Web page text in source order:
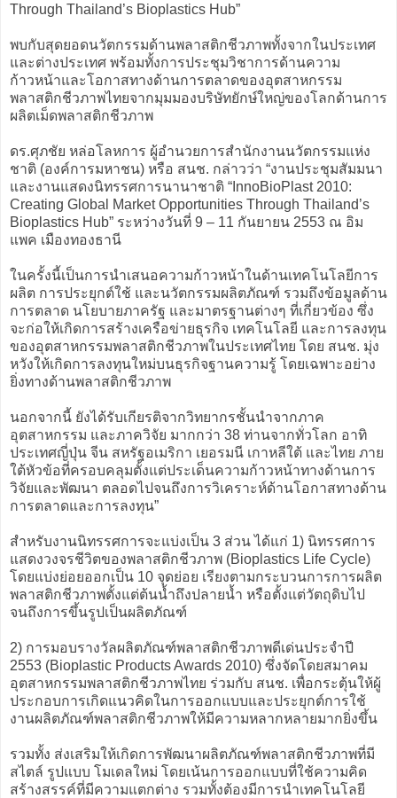
Through Thailand’s Bioplastics Hub”
พบกับสุดยอดนวัตกรรมด้านพลาสติกชีวภาพทั้งจากในประเทศ
และต่างประเทศ พร้อมทั้งการประชุมวิชาการด้านความ
ก้าวหน้าและโอกาสทางด้านการตลาดของอุตสาหกรรม
พลาสติกชีวภาพไทยจากมุมมองบริษัทยักษ์ใหญ่ของโลกด้านการ
ผลิตเม็ดพลาสติกชีวภาพ
ดร.ศุภชัย หล่อโลหการ ผู้อำนวยการสำนักงานนวัตกรรมแห่ง
ชาติ (องค์การมหาชน) หรือ สนช. กล่าวว่า “งานประชุมสัมมนา
และงานแสดงนิทรรศการนานาชาติ “InnoBioPlast 2010:
Creating Global Market Opportunities Through Thailand’s
Bioplastics Hub” ระหว่างวันที่ 9 – 11 กันยายน 2553 ณ อิม
แพค เมืองทองธานี
ในครั้งนี้เป็นการนำเสนอความก้าวหน้าในด้านเทคโนโลยีการ
ผลิต การประยุกต์ใช้ และนวัตกรรมผลิตภัณฑ์ รวมถึงข้อมูลด้าน
การตลาด นโยบายภาครัฐ และมาตรฐานต่างๆ ที่เกี่ยวข้อง ซึ่ง
จะก่อให้เกิดการสร้างเครือข่ายธุรกิจ เทคโนโลยี และการลงทุน
ของอุตสาหกรรมพลาสติกชีวภาพในประเทศไทย โดย สนช. มุ่ง
หวังให้เกิดการลงทุนใหม่บนธุรกิจฐานความรู้ โดยเฉพาะอย่าง
ยิ่งทางด้านพลาสติกชีวภาพ
นอกจากนี้ ยังได้รับเกียรติจากวิทยากรชั้นนำจากภาค
อุตสาหกรรม และภาควิจัย มากกว่า 38 ท่านจากทั่วโลก อาทิ
ประเทศญี่ปุ่น จีน สหรัฐอเมริกา เยอรมนี เกาหลีใต้ และไทย ภาย
ใต้หัวข้อที่ครอบคลุมตั้งแต่ประเด็นความก้าวหน้าทางด้านการ
วิจัยและพัฒนา ตลอดไปจนถึงการวิเคราะห์ด้านโอกาสทางด้าน
การตลาดและการลงทุน”
สำหรับงานนิทรรศการจะแบ่งเป็น 3 ส่วน ได้แก่ 1) นิทรรศการ
แสดงวงจรชีวิตของพลาสติกชีวภาพ (Bioplastics Life Cycle)
โดยแบ่งย่อยออกเป็น 10 จุดย่อย เรียงตามกระบวนการการผลิต
พลาสติกชีวภาพตั้งแต่ต้นน้ำถึงปลายน้ำ หรือตั้งแต่วัตถุดิบไป
จนถึงการขึ้นรูปเป็นผลิตภัณฑ์
2) การมอบรางวัลผลิตภัณฑ์พลาสติกชีวภาพดีเด่นประจำปี
2553 (Bioplastic Products Awards 2010) ซึ่งจัดโดยสมาคม
อุตสาหกรรมพลาสติกชีวภาพไทย ร่วมกับ สนช. เพื่อกระตุ้นให้ผู้
ประกอบการเกิดแนวคิดในการออกแบบและประยุกต์การใช้
งานผลิตภัณฑ์พลาสติกชีวภาพให้มีความหลากหลายมากยิ่งขึ้น
รวมทั้ง ส่งเสริมให้เกิดการพัฒนาผลิตภัณฑ์พลาสติกชีวภาพที่มี
สไตล์ รูปแบบ โมเดลใหม่ โดยเน้นการออกแบบที่ใช้ความคิด
สร้างสรรค์ที่มีความแตกต่าง รวมทั้งต้องมีการนำเทคโนโลยี